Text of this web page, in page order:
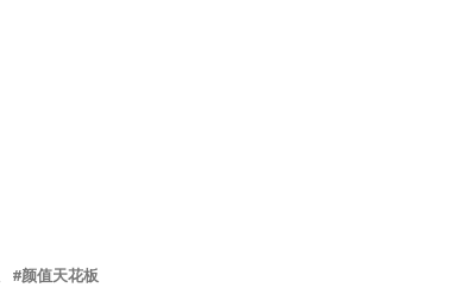
颜值天花板